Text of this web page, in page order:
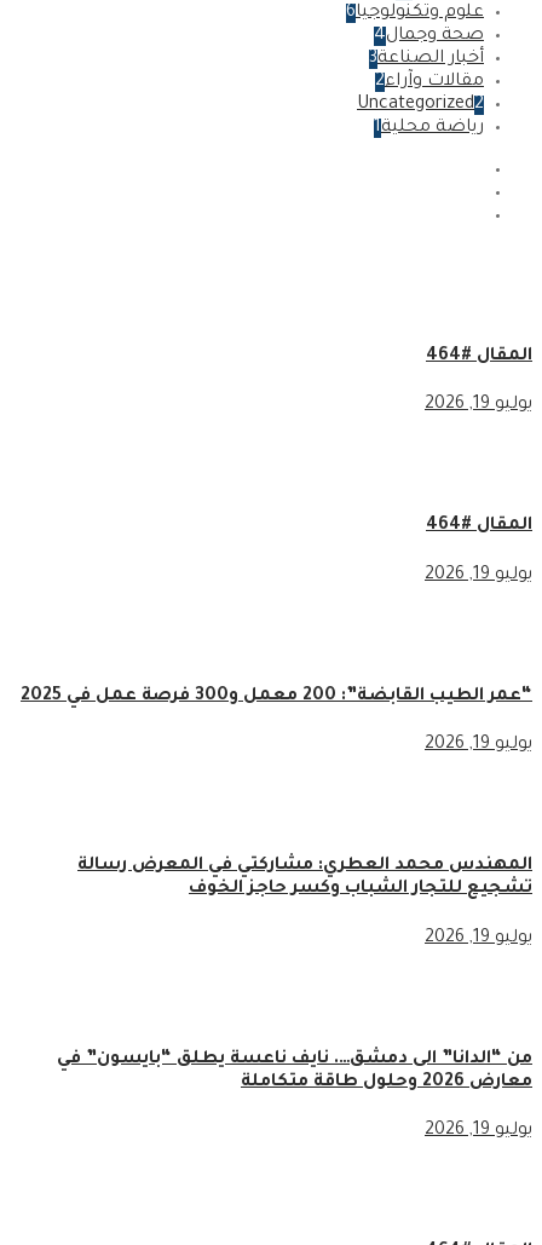
علوم وتكنولوجيا6
صحة وجمال4
أخبار الصناعة3
مقالات وآراء2
Uncategorized2
رياضة محلية1
المقال #464
يوليو 19, 2026
المقال #464
يوليو 19, 2026
“عمر الطيب القابضة”: 200 معمل و300 فرصة عمل في 2025
يوليو 19, 2026
المهندس محمد العطري: مشاركتي في المعرض رسالة
تشجيع للتجار الشباب وكسر حاجز الخوف
يوليو 19, 2026
من “الدانا” الى دمشق…. نايف ناعسة يطلق “بايسون” في
معارض 2026 وحلول طاقة متكاملة
يوليو 19, 2026